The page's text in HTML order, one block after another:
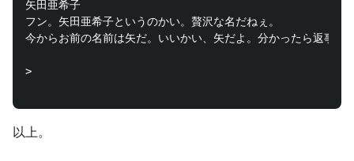
矢田亜希子
フン。矢田亜希子というのかい。贅沢な名だねぇ。
今からお前の名前は矢だ。いいかい、矢だよ。分かったら返事
>
以上。